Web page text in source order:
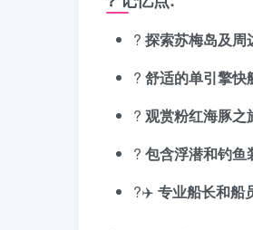
?️ 探索苏梅岛及周
? 舒适的单引擎快
? 观赏粉红海豚之
? 包含浮潜和钓鱼
?‍✈️ 专业船长和船